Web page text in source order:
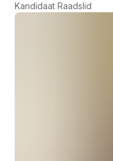
Kandidaat Raadslid